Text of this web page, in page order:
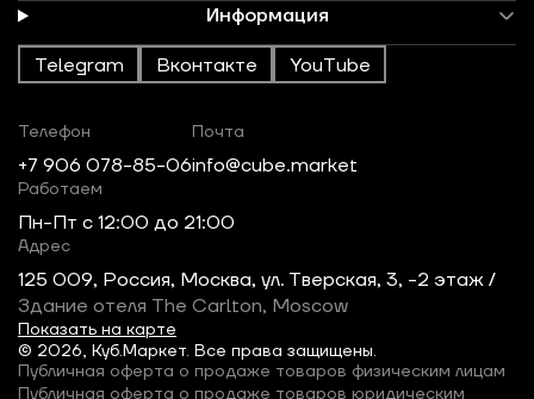
Информация
Telegram Вконтакте YouTube
© 2026, Куб.Маркет. Все права защищены.
Телефон
+7 906 078-85-06
Почта
info@cube.market
Работаем
Пн-Пт c 12:00 до 21:00
Адрес
125 009, Россия, Москва, ул. Тверская, 3, -2 этаж /
Здание отеля The Carlton, Moscow
Показать на карте
Публичная оферта о продаже товаров физическим лицам
Публичная оферта о продаже товаров юридическим